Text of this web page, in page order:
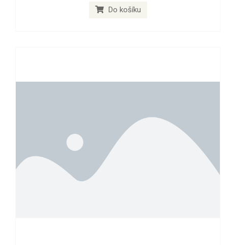
Do košíku